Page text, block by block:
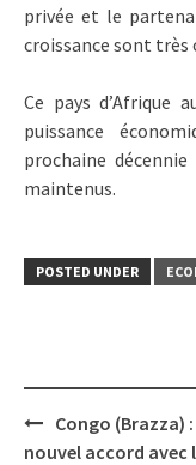
privée et le
croissance sont
Ce pays d’Afrique
puissance
prochaine
maintenus.
POSTED UNDER
Post
navigation
Congo (Brazza)
nouvel accord avec